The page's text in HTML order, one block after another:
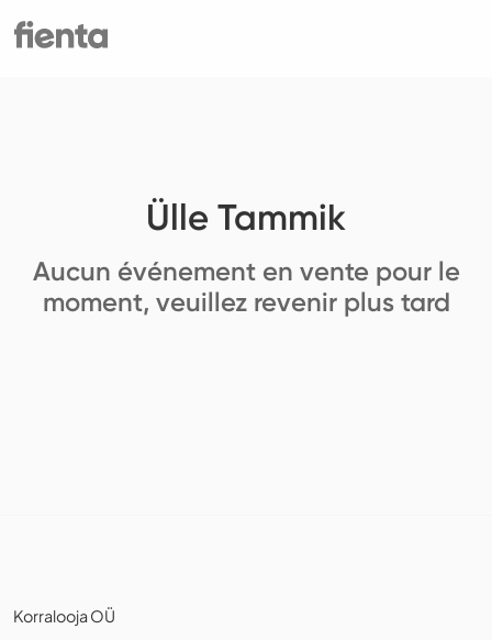
Ülle Tammik
Aucun événement en vente pour le
moment, veuillez revenir plus tard
Korralooja OÜ